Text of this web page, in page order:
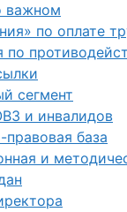
важном
по оплате
сегмент
и инвалидов
база
и